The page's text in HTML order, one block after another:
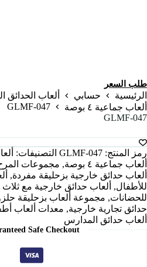
طلب السعر
الرئيسية حسابي
ألعاب الحدائق
ألعاب جماعية ٤ بوصة
GLMF-047
GLMF-047
رمز المنتج: GLMF-047 التصنيفات:
ألعاب جماعية ٤ بوصة
, مجموعات
ألعاب حدائق خارجية بزحليقة مفردة,
للأطفال, ألعاب حدائق خارجية مع
للحضانات, مجموعة ألعاب بزحليقة
حدائق تجارية خارجية, معدات ألعاب
ألعاب حدائق المدارس
Safe Checkout